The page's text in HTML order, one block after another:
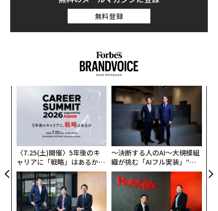
のだ。しかも、その働きぶりを絶賛されていたスタジオ
であっても安心はできない。
Arkane Austinから鳴り物入りでリリースされたものの、
レビュワーからは酷評され、大コケに終わった。同作
は、Arkaneを傘下に持つゼニマックス・メディアがマイ
クロソフトに買収される前から開発が進められていたタ
イトルだが、マイクロソフトは買収後に同作を改善する
ための介入を行わなかった。Arkane Austinは過去に、高
評価を受けた『Prey』を作ったスタジオであるのだか
ら、もう一度チャンスを与えるべきだという声もあり、
私もそうした意見には同意する。1年前の時点で、マイ
クロソフトはArkane Austinを閉鎖するつもりは「今のと
ころ」ないと言っていた。ただ、『Redfall』が惨憺たる
結果になったことを考えると、スタジオ閉鎖はそこまで
驚きではない。
無料登録
〈7.25(土)開催〉5年後のキ
ャリアに「戦略」はあるか。
トップエグゼクティブのキャ
リアに触れる1日│CAREER S
UMMIT 2026
〜決断する人のAI〜大規模組
織が挑む「AIフル実装」“使
う”企業から“動く”企業へ【N
TTドコモビジネス×PwC】